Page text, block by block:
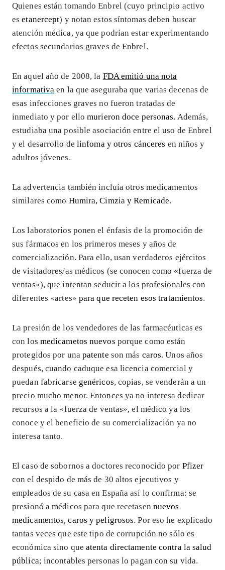
Quienes están tomando Enbrel (cuyo principio activo
esetanercept) y notan estos síntomas deben buscar
atención médica, ya que podrían estar experimentando
efectos secundarios graves de Enbrel.
En aquel año de 2008, la FDA emitió una nota
informativa en la que aseguraba que varias decenas de
esas infecciones graves no fueron tratadas de
inmediato y por ellomurieron doce personas. Además,
estudiaba una posible asociación entre el uso de Enbrel
y el desarrollo de linfoma y otros cánceres en niños y
adultos jóvenes.
La advertencia también incluía otros medicamentos
similares como Humira, Cimzia y Remicade.
Los laboratorios ponen el énfasis de la promoción de
sus fármacos en los primeros meses y años de
comercialización. Para ello, usan verdaderos ejércitos
de visitadores/as médicos (se conocen como «fuerza de
ventas»), que intentan seducir a los profesionales con
diferentes «artes» para que receten esos tratamientos.
La presión de los vendedores de las farmacéuticas es
con los medicametos nuevos porque como están
protegidos por una patente son más caros. Unos años
después, cuando caduque esa licencia comercial y
puedan fabricarse genéricos, copias, se venderán a un
precio mucho menor. Entonces ya no interesa dedicar
recursos a la «fuerza de ventas», el médico ya los
conoce y el beneficio de su comercialización ya no
interesa tanto.
El caso de sobornos a doctores reconocido por Pfizer
con el despido de más de 30 altos ejecutivos y
empleados de su casa en España así lo confirma: se
presionó a médicos para que recetasen nuevos
medicamentos, caros y peligrosos. Por eso he explicado
tantas veces que este tipo de corrupción no sólo es
económica sino que atenta directamente contra la salud
pública; incontables personas lo pagan con su vida.